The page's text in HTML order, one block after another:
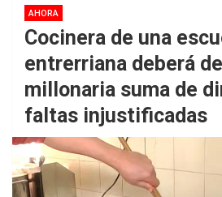
AHORA
Cocinera de una
entrerriana deberá
millonaria suma de
faltas injustificadas